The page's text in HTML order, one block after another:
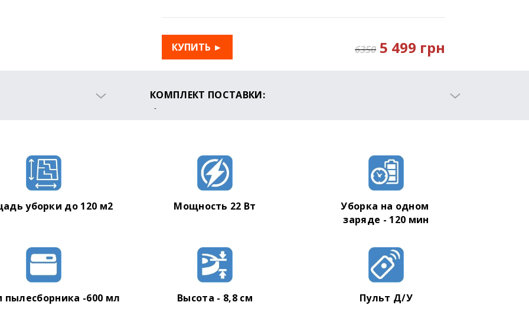
КУПИТЬ ► 6350 5 499 грн
КОМПЛЕКТ ПОСТАВКИ:
Водный резервуар
Швабра для мокрой/сухой уборки
Боковая щетка
Лента - виртуальная стена
Гарантийный талон
уборки до 120 м2 Мощность 22 Вт
Уборка на одном
заряде - 120 мин
-600 мл Высота - 8,8 см Пульт Д/У